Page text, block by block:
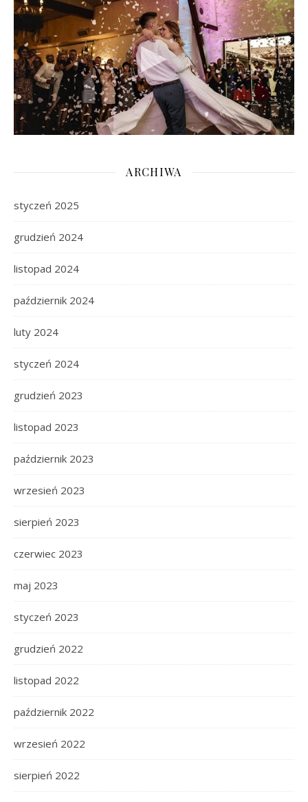
ARCHIWA
styczeń 2025
grudzień 2024
listopad 2024
październik 2024
luty 2024
styczeń 2024
grudzień 2023
listopad 2023
październik 2023
wrzesień 2023
sierpień 2023
czerwiec 2023
maj 2023
styczeń 2023
grudzień 2022
listopad 2022
październik 2022
wrzesień 2022
sierpień 2022